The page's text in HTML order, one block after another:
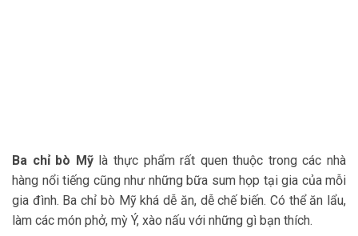
Ba chỉ bò Mỹ là thực phẩm rất quen thuộc trong các nhà
hàng nổi tiếng cũng như những bữa sum họp tại gia của mỗi
gia đình. Ba chỉ bò Mỹ khá dễ ăn, dễ chế biến. Có thể ăn lẩu,
làm các món phở, mỳ Ý, xào nấu với những gì bạn thích.